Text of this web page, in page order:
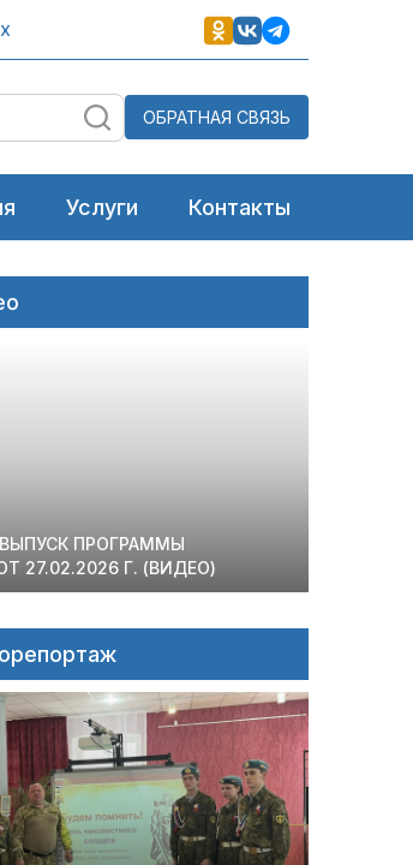
ОБРАТНАЯ СВЯЗЬ
Услуги Контакты
ПРОГРАММЫ
27.02.2026 Г. (ВИДЕО)